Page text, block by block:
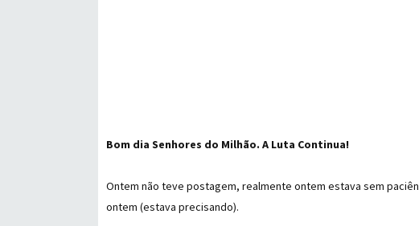
Bom dia Senhores do Milhão. A Luta Continua!
Ontem não teve postagem, realmente ontem estava sem
ontem (estava precisando).